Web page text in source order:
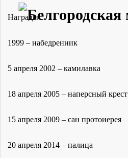
Награды
1999 – набедренник
5 апреля 2002 – камилавка
18 апреля 2005 – наперсный крест
15 апреля 2009 – сан протоиерея
20 апреля 2014 – палица